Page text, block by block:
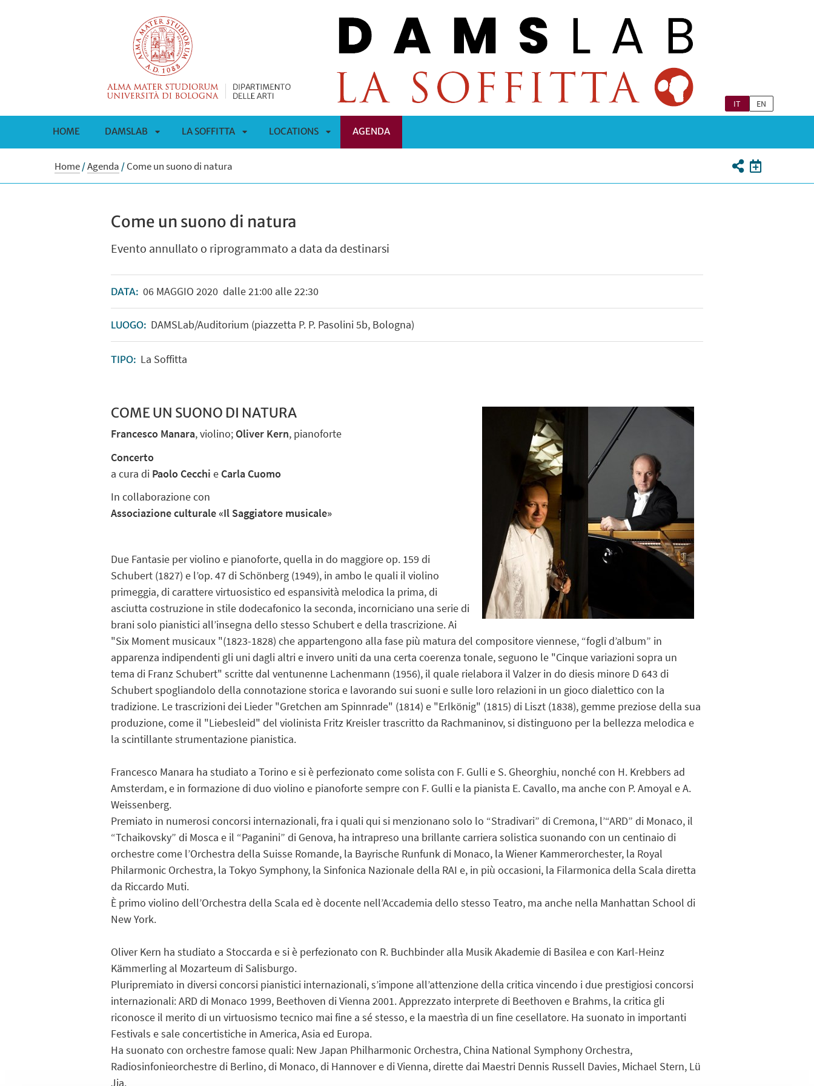
IT EN
HOME DAMSLAB
APRI
LA SOFFITTA LOCATIONS AGENDA
Home/Agenda /Come un suono di natura
Come un suono di natura
Evento annullato o riprogrammato a data da destinarsi
DATA: 06MAGGIO 2020dalle 21:00 alle 22:30
LUOGO: DAMSLab/Auditorium (piazzetta P. P. Pasolini 5b, Bologna)
TIPO: La Soffitta
COME UN SUONO DI NATURA
Francesco Manara, violino; Oliver Kern, pianoforte
Concerto
a cura di Paolo Cecchi e Carla Cuomo
In collaborazione con
Associazione culturale «Il Saggiatore musicale»
Due Fantasie per violino e pianoforte, quella in do maggiore op. 159 di
Schubert (1827) e l’op. 47 di Schönberg (1949), in ambo le quali il violino
primeggia, di carattere virtuosistico ed espansività melodica la prima, di
asciutta costruzione in stile dodecafonico la seconda, incorniciano una serie di
brani solo pianistici all’insegna dello stesso Schubert e della trascrizione. Ai
"Six Moment musicaux "(1823-1828) che appartengono alla fase più matura del compositore viennese, “fogli d’album” in
apparenza indipendenti gli uni dagli altri e invero uniti da una certa coerenza tonale, seguono le "Cinque variazioni sopra un
tema di Franz Schubert" scritte dal ventunenne Lachenmann (1956), il quale rielabora il Valzer in do diesis minore D 643 di
Schubert spogliandolo della connotazione storica e lavorando sui suoni e sulle loro relazioni in un gioco dialettico con la
tradizione. Le trascrizioni dei Lieder "Gretchen am Spinnrade" (1814) e "Erlkönig" (1815) di Liszt (1838), gemme preziose della sua
produzione, come il "Liebesleid" del violinista Fritz Kreisler trascritto da Rachmaninov, si distinguono per la bellezza melodica e
la scintillante strumentazione pianistica.
Francesco Manara ha studiato a Torino e si è perfezionato come solista con F. Gulli e S. Gheorghiu, nonché con H. Krebbers ad
Amsterdam, e in formazione di duo violino e pianoforte sempre con F. Gulli e la pianista E. Cavallo, ma anche con P. Amoyal e A.
Weissenberg.
Premiato in numerosi concorsi internazionali, fra i quali qui si menzionano solo lo “Stradivari” di Cremona, l’“ARD” di Monaco, il
“Tchaikovsky” di Mosca e il “Paganini” di Genova, ha intrapreso una brillante carriera solistica suonando con un centinaio di
orchestre come l’Orchestra della Suisse Romande, la Bayrische Runfunk di Monaco, la Wiener Kammerorchester, la Royal
Philarmonic Orchestra, la Tokyo Symphony, la Sinfonica Nazionale della RAI e, in più occasioni, la Filarmonica della Scala diretta
da Riccardo Muti.
È primo violino dell’Orchestra della Scala ed è docente nell’Accademia dello stesso Teatro, ma anche nella Manhattan School di
New York.
Oliver Kern ha studiato a Stoccarda e si è perfezionato con R. Buchbinder alla Musik Akademie di Basilea e con Karl-Heinz
Kämmerling al Mozarteum di Salisburgo.
Pluripremiato in diversi concorsi pianistici internazionali, s’impone all’attenzione della critica vincendo i due prestigiosi concorsi
internazionali: ARD di Monaco 1999, Beethoven di Vienna 2001. Apprezzato interprete di Beethoven e Brahms, la critica gli
riconosce il merito di un virtuosismo tecnico mai fine a sé stesso, e la maestrìa di un fine cesellatore. Ha suonato in importanti
Festivals e sale concertistiche in America, Asia ed Europa.
Ha suonato con orchestre famose quali: New Japan Philharmonic Orchestra, China National Symphony Orchestra,
Radiosinfonieorchestre di Berlino, di Monaco, di Hannover e di Vienna, dirette dai Maestri Dennis Russell Davies, Michael Stern, Lü
Jia.